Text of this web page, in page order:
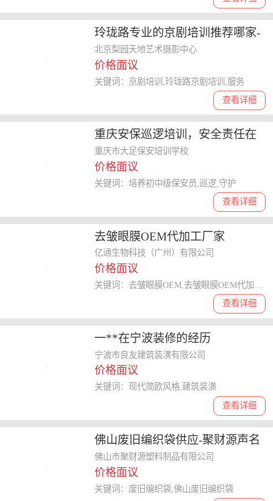
玲珑路专业的京剧培训推荐哪家-
点击查看联系方式
北京梨园天地艺术摄影中心
价格面议
查看详细
关键词：京剧培训,玲珑路京剧培训,服务
重庆安保巡逻培训，安全责任在
心-大足通桥街道办事处保安培训
学校欢迎在线沟通
重庆市大足保安培训学校
价格面议
查看详细
关键词：培养初中级保安员,巡逻,守护
去皱眼膜OEM代加工厂家
亿通生物科技（广州）有限公司
价格面议
查看详细
关键词：去皱眼膜OEM,去皱眼膜OEM代加工,去皱眼膜OEM加工
一**在宁波装修的经历
宁波市良友建筑装潢有限公司
价格面议
查看详细
关键词：现代简欧风格,建筑装潢
佛山废旧编织袋供应-聚财源声名
远扬-较力推荐
佛山市聚财源塑料制品有限公司
价格面议
关键词：废旧编织袋,佛山废旧编织袋